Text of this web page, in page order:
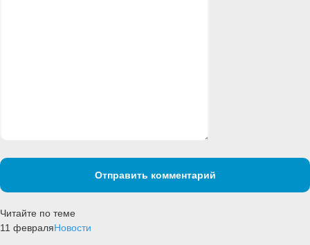
Отправить комментарий
Читайте по теме
11 февраляНовости